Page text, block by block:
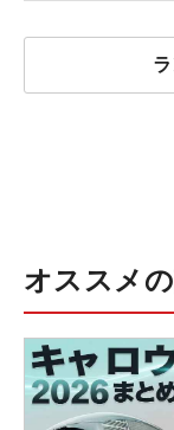
オススメ